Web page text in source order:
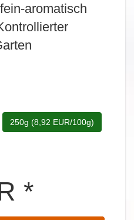
aromatisch
250g (8,92 EUR/100g)
*